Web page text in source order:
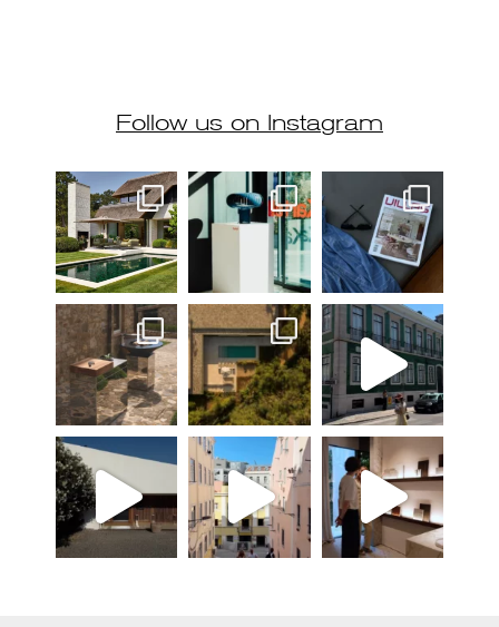
Follow us on Instagram